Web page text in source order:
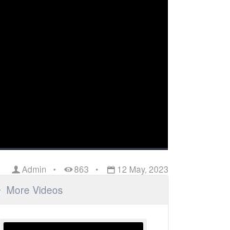
Admin 863 12 May, 2023
More Videos